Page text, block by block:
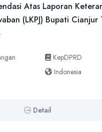
Atas Laporan
(LKPJ) Bupati Cianjur
KepDPRD
Indonesia
Detail